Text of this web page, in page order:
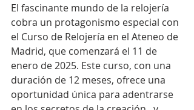
El fascinante mundo de la relojería
cobra un protagonismo especial con
el Curso de Relojería en el Ateneo de
Madrid, que comenzará el 11 de
enero de 2025. Este curso, con una
duración de 12 meses, ofrece una
oportunidad única para adentrarse